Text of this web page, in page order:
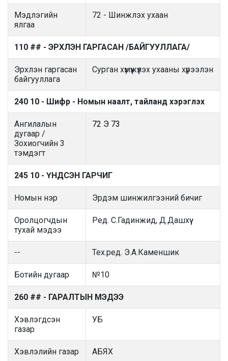
Мэдлэгийн
ялгаа
72 - Шинжлэх ухаан
110 ## - ЭРХЛЭН ГАРГАСАН /БАЙГУУЛЛАГА/
Эрхлэн гаргасан
байгууллага
Сурган хүмүүжүүлэх ухааны хүрээлэн
240 10 - Шифр - Номын наалт, тайланд хэрэглэх
Ангилалын
дугаар /
Зохиогчийн 3
тэмдэгт
72 Э 73
245 10 - ҮНДСЭН ГАРЧИГ
Номын нэр Эрдэм шинжилгээний бичиг
Оролцогчдын
тухай мэдээ
Ред. С.Гадинжид, Д.Дашхүү
-- Тех.ред. Э.А.Каменшик
Ботийн дугаар №10
260 ## - ГАРАЛТЫН МЭДЭЭ
Хэвлэгдсэн
газар
УБ
Хэвлэлийн газар АБЯХ